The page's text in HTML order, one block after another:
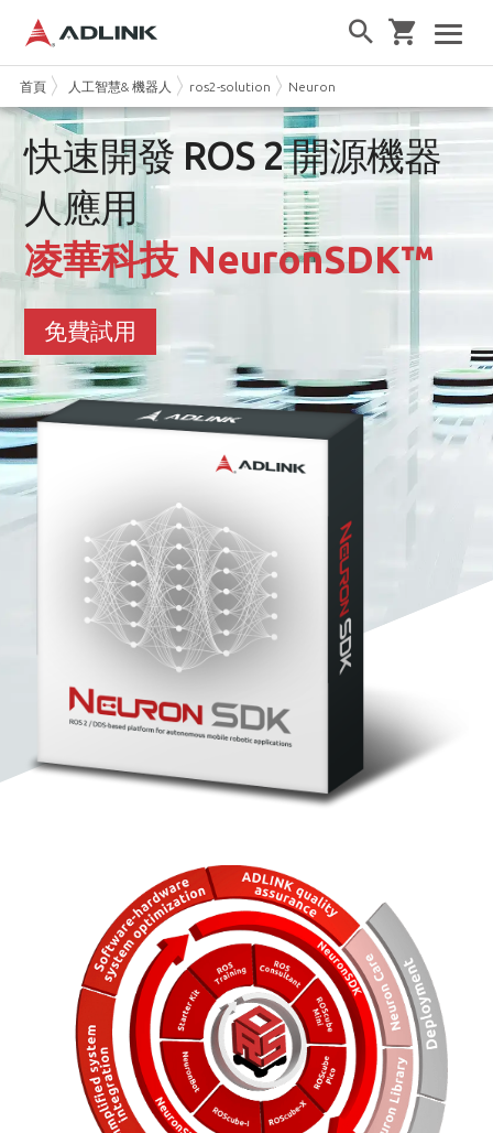
首頁 人工智慧& 機器人 ros2-solution NeuronSDK
快速開發 ROS 2 開源機器
人應用
凌華科技 NeuronSDK™
免費試用